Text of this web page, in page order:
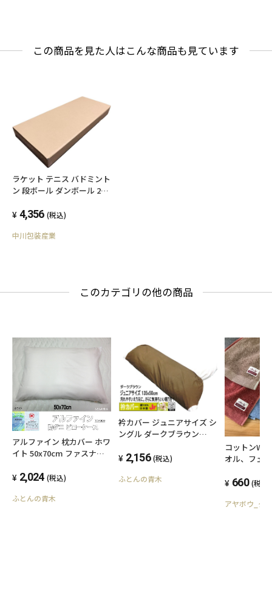
この商品を見た人はこんな商品も見ています
ラケット テニス バドミント
ン 段ボール ダンボール 20
寸約744mmx幅310mmx厚
本製 006-003
4,356 (税込)
中川包装産業
このカテゴリの他の商品
アルファイン 枕カバー ホワ
イト 50x70cm ファスナー
日本製 自社生産品 洗える
ダスト・花粉 アレルギー対
2,024 (税込)
ふとんの青木
衿カバー ジュニアサイズ シ
ングル ダークブラウン
オールシーズン 平織りタイ
国産生地 洗える ウォッシャ
2,156 (税込)
ふとんの青木
コットンW
オル、フェ
660 (税込)
アヤボウ_タ